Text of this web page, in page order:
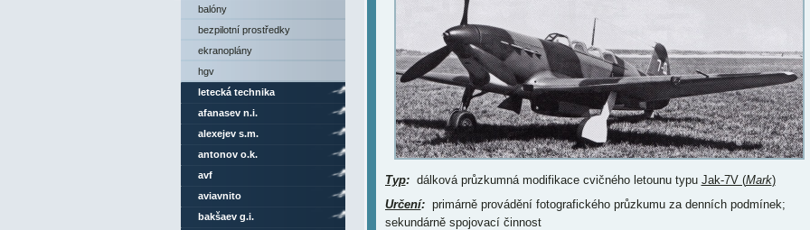
Typ:dálková průzkumná modifikace cvičného letounu typu Jak-7V (Mark)
Určení:primárně provádění fotografického průzkumu za denních podmínek;
sekundárně spojovací činnost
technika
balóny
bezpilotní prostředky
ekranoplány
hgv
letecká technika
afanasev n.i.
alexejev s.m.
antonov o.k.
avf
aviavnito
bakšaev g.i.